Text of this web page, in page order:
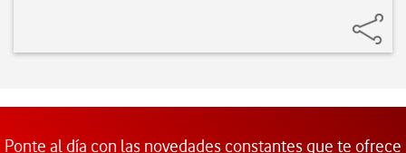
Ponte al día con las novedades constantes que te ofrece